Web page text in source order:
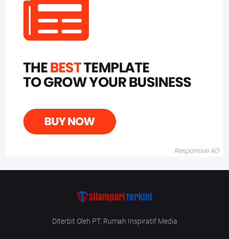
Diterbit Oleh PT. Rumah Inspiratif Media